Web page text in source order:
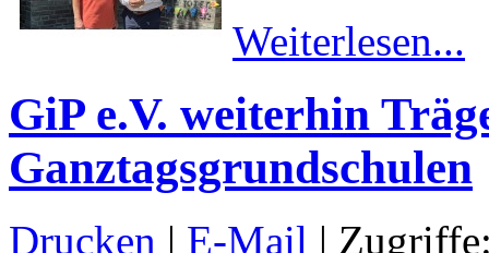
Weiterlesen...
GiP e.V. weiterhin
Ganztagsgrundschulen
Drucken | E-Mail |